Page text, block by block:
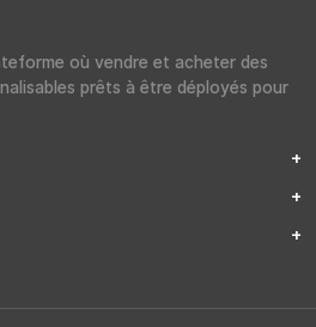
où vendre et acheter des
prêts à être déployés pour